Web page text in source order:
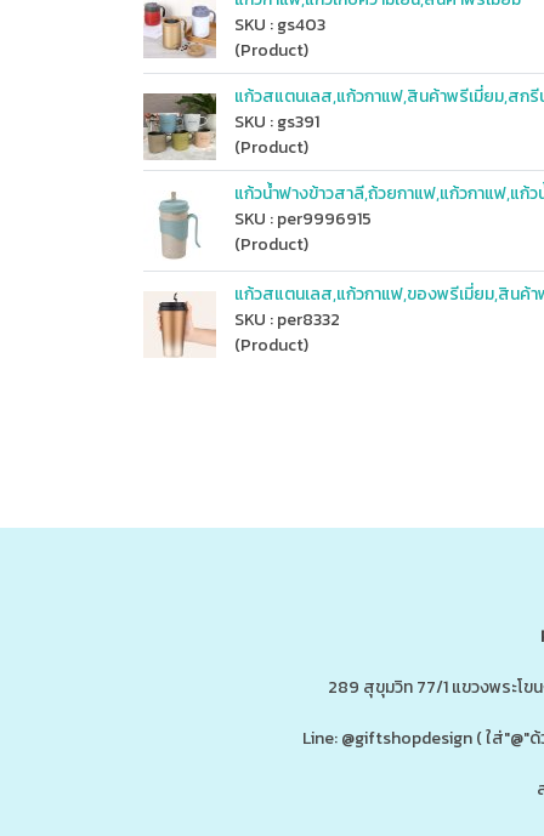
SKU : gs403
(Product)
แก้วสแตนเลส,แก้วกาแฟ,สินค้าพรีเมี่ยม,สกรี
SKU : gs391
(Product)
แก้วน้ำฟางข้าวสาลี,ถ้วยกาแฟ,แก้วกาแฟ,แก้ว
SKU : per9996915
(Product)
แก้วสแตนเลส,แก้วกาแฟ,ของพรีเมี่ยม,สินค้า
SKU : per8332
(Product)
289 สุขุมวิท 77/1 แขวงพระโข
Line: @giftshopdesign ( ใส่